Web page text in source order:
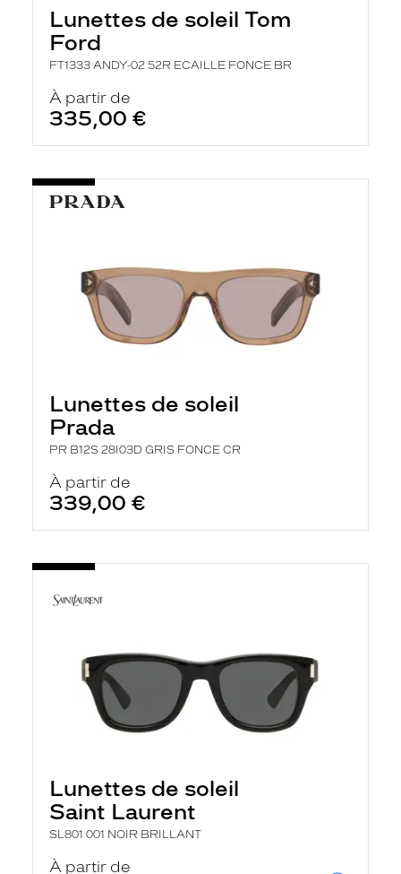
Lunettes de soleil Tom
Ford
FT1333 ANDY-02 52R ECAILLE FONCE BR
À partir de
335,00 €
Lunettes de soleil
Prada
PR B12S 28I03D GRIS FONCE CR
À partir de
339,00 €
Lunettes de soleil
Saint Laurent
SL801 001 NOIR BRILLANT
À partir de